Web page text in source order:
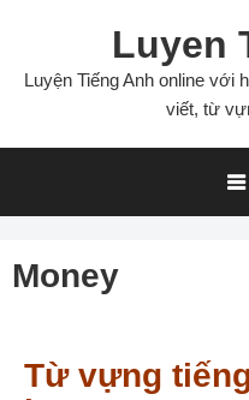
Luyen
Luyện Tiếng Anh online với
viết, từ
Money
Từ vựng